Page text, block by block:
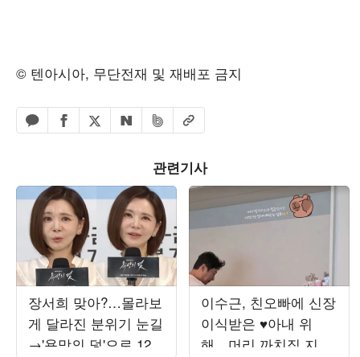
© 텐아시아, 무단전재 및 재배포 금지
카카오톡 공유하기
페이스북 공유하기
엑스 공유하기
네이버 공유하기
밴드 공유하기
URL복사
관련기사
장서희 맞아?…몰라보
게 달라진 분위기 눈길
→'욕망의 덫'으로 12년
이수근, 친오빠에 신장
이식받은 ♥아내 위
해…머리 까치집 지은